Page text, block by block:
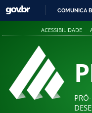
COMUNICA
ACESSIBILIDADE